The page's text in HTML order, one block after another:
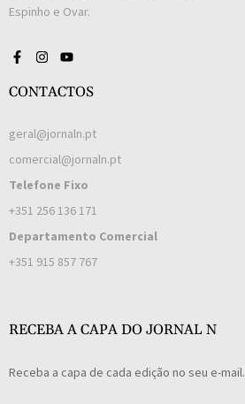
Espinho e Ovar.
CONTACTOS
geral@jornaln.pt
comercial@jornaln.pt
Telefone Fixo
+351 256 136 171
Departamento Comercial
+351 915 857 767
RECEBA A CAPA DO JORNAL N
Receba a capa de cada edição no seu e-mail.